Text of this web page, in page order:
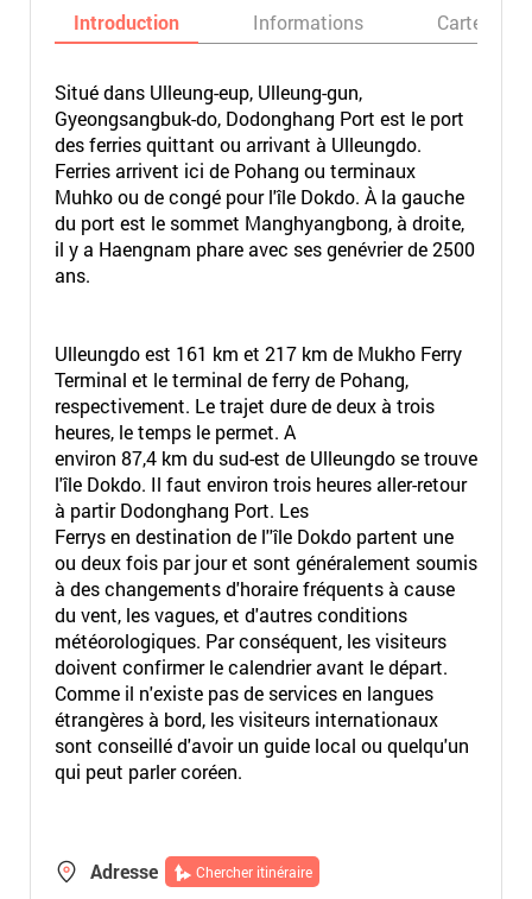
Introduction Informations Carte
Situé dans Ulleung-eup, Ulleung-gun,
Gyeongsangbuk-do, Dodonghang Port est le port
des ferries quittant ou arrivant à Ulleungdo.
Ferries arrivent ici de Pohang ou terminaux
Muhko ou de congé pour l'île Dokdo. À la gauche
du port est le sommet Manghyangbong, à droite,
il y a Haengnam phare avec ses genévrier de 2500
ans.
Ulleungdo est 161 km et 217 km de Mukho Ferry
Terminal et le terminal de ferry de Pohang,
respectivement. Le trajet dure de deux à trois
heures, le temps le permet. A
environ 87,4 km du sud-est de Ulleungdo se trouve
l'île Dokdo. Il faut environ trois heures aller-retour
à partir Dodonghang Port. Les
Ferrys en destination de l''île Dokdo partent une
ou deux fois par jour et sont généralement soumis
à des changements d'horaire fréquents à cause
du vent, les vagues, et d'autres conditions
météorologiques. Par conséquent, les visiteurs
doivent confirmer le calendrier avant le départ.
Comme il n'existe pas de services en langues
étrangères à bord, les visiteurs internationaux
sont conseillé d'avoir un guide local ou quelqu'un
qui peut parler coréen.
Adresse Chercher itinéraire